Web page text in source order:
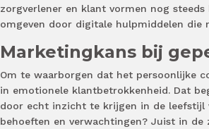
zorgverlener en klant vormen nog
omgeven door digitale hulpmiddelen die
Marketingkans bij
Om te waarborgen dat het persoonlijke
in emotionele klantbetrokkenheid. Dat
door echt inzicht te krijgen in de leefstijl
behoeften en verwachtingen? Juist in